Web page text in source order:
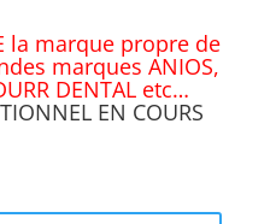
la marque propre de
marques ANIOS,
DENTAL etc…
EN COURS